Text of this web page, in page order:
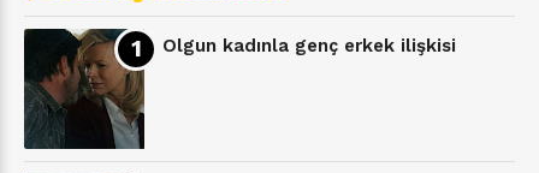
Olgun kadınla genç erkek ilişkisi